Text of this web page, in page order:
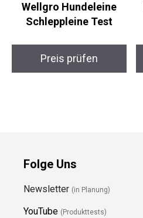
Wellgro Hundeleine
Schleppleine Test
Preis prüfen
Folge Uns
Newsletter (in Planung)
YouTube (Produkttests)